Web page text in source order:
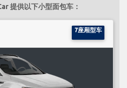
提供以下小型面包车：
7座厢型车